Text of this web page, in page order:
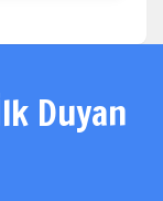
Duyan